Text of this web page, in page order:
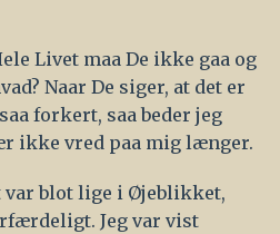
Livet maa De ikke gaa og
Naar De siger, at det er
forkert, saa beder jeg
ikke vred paa mig længer.
var blot lige i Øjeblikket,
Jeg var vist